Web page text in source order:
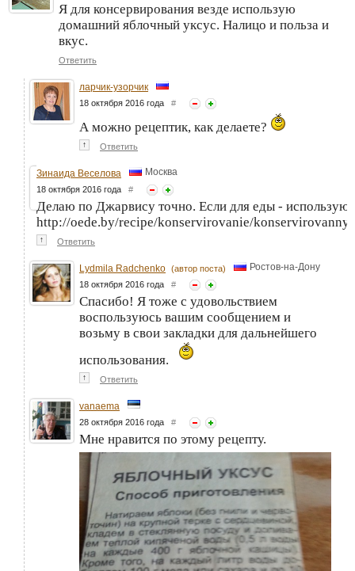
Я для консервирования везде использую
домашний яблочный уксус. Налицо и польза и
вкус.
Ответить
ларчик-узорчик
18 октября 2016 года #
А можно рецептик, как делаете?
↑ Ответить
Зинаида Веселова Москва
18 октября 2016 года #
Делаю по Джарвису точно. Если для еды - использую
http://oede.by/recipe/konservirovanie/
↑ Ответить
Lydmila Radchenko (автор поста) Ростов-на-Дону
18 октября 2016 года #
Спасибо! Я тоже с удовольствием
воспользуюсь вашим сообщением и
возьму в свои закладки для дальнейшего
использования.
↑ Ответить
vanaema
28 октября 2016 года #
Мне нравится по этому рецепту.